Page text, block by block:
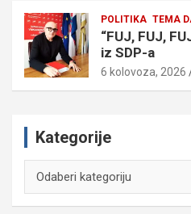
POLITIKA TEMA
“FUJ, FUJ,
iz SDP-a
6 kolovoza, 2026
Kategorije